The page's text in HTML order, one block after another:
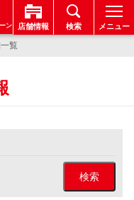
ン 店舗情報 検索 メニュー
覧
検索